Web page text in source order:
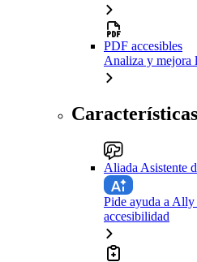
PDF accesibles
Analiza y mejora
Características
Aliada Asistente
Pide ayuda a Ally
accesibilidad